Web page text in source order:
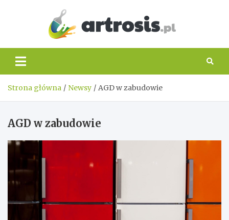
Strona główna Newsy AGD w zabudowie
AGD w zabudowie